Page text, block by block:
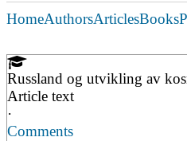
HomeAuthorsArticlesBooks
Russland og utvikling av
Article text
·
Comments